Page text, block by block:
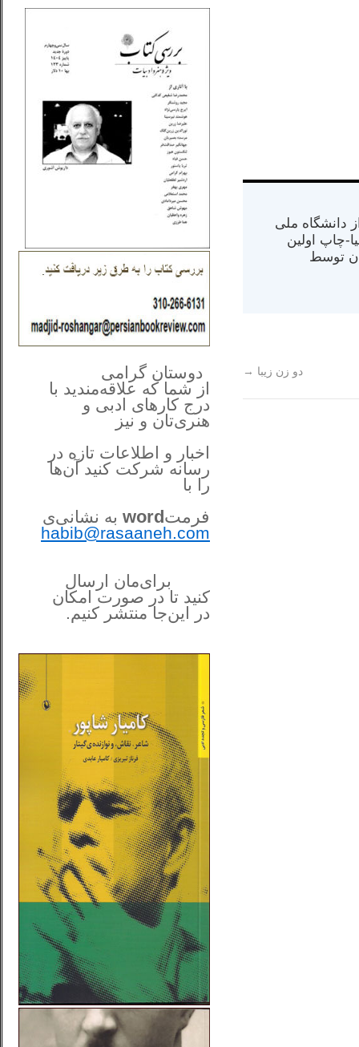
از دانشگاه ملی
در کالیفرنیا-چاپ اولین
در سال ۱۳۸۴ در ایران توسط
دو زن زیبا →
دوستان گرامی
از شما که علاقه‌مندید با
درج کارهای‌ ادبی و
هنری‌تان و نیز
اخبار و اطلاعات تازه در
رسانه شرکت کنید آن‌ها
را با
فرمتword به نشانی‌ی
habib@rasaaneh.com
برای‌مان ارسال
کنید تا در صورت امکان
در این‌جامنتشر کنیم.